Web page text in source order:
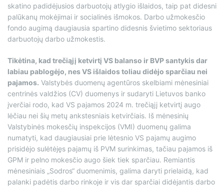
skatino padidėjusios darbuotojų atlygio išlaidos, taip pat didesni
palūkanų mokėjimai ir socialinės išmokos. Darbo užmokesčio
fondo augimą daugiausia spartino didesnis švietimo sektoriaus
darbuotojų darbo užmokestis.
Tikėtina, kad trečiąjį ketvirtį VS balanso ir BVP santykis dar
labiau pablogėjo, nes VS išlaidos toliau didėjo sparčiau nei
pajamos. Valstybės duomenų agentūros skelbiami mėnesiniai
centrinės valdžios (CV) duomenys ir sudaryti Lietuvos banko
įverčiai rodo, kad VS pajamos 2024 m. trečiąjį ketvirtį augo
lėčiau nei šių metų ankstesniais ketvirčiais. Iš mėnesinių
Valstybinės mokesčių inspekcijos (VMI) duomenų galima
numatyti, kad daugiausiai prie lėtesnio VS pajamų augimo
prisidėjo sulėtėjęs pajamų iš PVM surinkimas, tačiau pajamos iš
GPM ir pelno mokesčio augo šiek tiek sparčiau. Remiantis
mėnesiniais „Sodros“ duomenimis, galima daryti prielaidą, kad
palanki padėtis darbo rinkoje ir vis dar sparčiai didėjantis darbo